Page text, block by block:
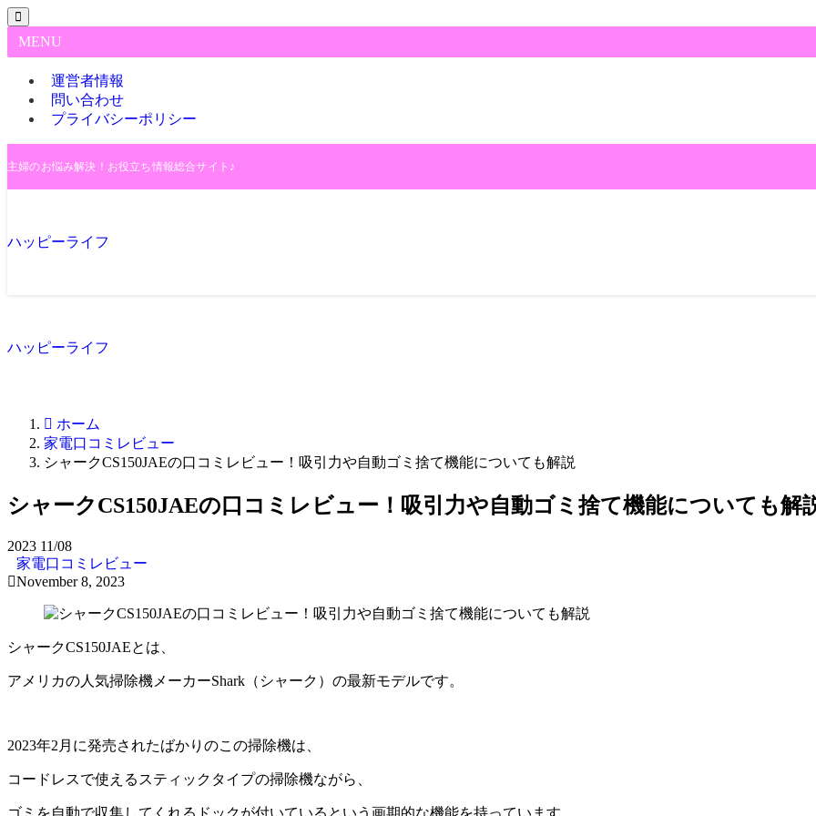
MENU
運営者情報
問い合わせ
プライバシーポリシー
主婦のお悩み解決！お役立ち情報総合サイト♪
ハッピーライフ
ハッピーライフ
ホーム
家電口コミレビュー
シャークCS150JAEの口コミレビュー！吸引力や自動ゴミ捨て機能についても解説
シャークCS150JAEの口コミレビュー！吸引力や自動ゴミ捨て機能についても解
2023 11/08
家電口コミレビュー
November 8, 2023
シャークCS150JAEとは、
アメリカの人気掃除機メーカーShark（シャーク）の最新モデルです。
2023年2月に発売されたばかりのこの掃除機は、
コードレスで使えるスティックタイプの掃除機ながら、
ゴミを自動で収集してくれるドックが付いているという画期的な機能を持っています。